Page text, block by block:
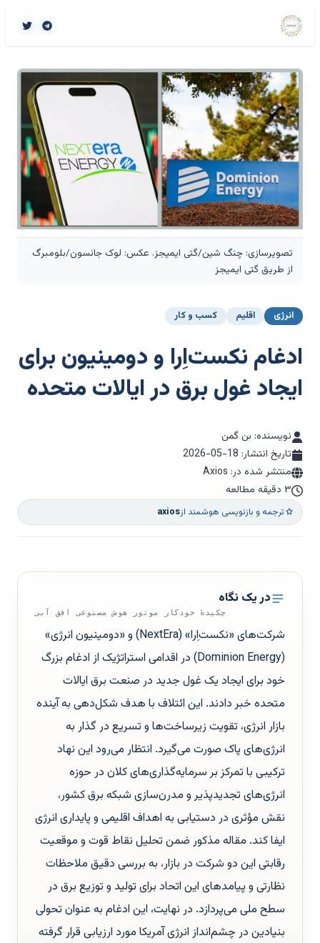
تصویرسازی: چنگ شین/گتی ایمیجز. عکس: لوک جانسون/بلومبرگ
از طریق گتی ایمیجز
انرژی اقلیم کسب و کار
ادغام نکست‌اِرا و دومینیون برای
ایجاد غول برق در ایالات متحده
نویسنده: بن گمن
تاریخ انتشار: 2026-05-18
منتشر شده در: Axios
۳ دقیقه مطالعه
ترجمه و بازنویسی هوشمند ازaxios
در یک نگاه
چکیدهٔ خودکار موتور هوش مصنوعی افق آبی
شرکت‌های «نکست‌اِرا» (NextEra) و «دومینیون انرژی»
(Dominion Energy) در اقدامی استراتژیک از ادغام بزرگ
خود برای ایجاد یک غول جدید در صنعت برق ایالات
متحده خبر دادند. این ائتلاف با هدف شکل‌دهی به آینده
بازار انرژی، تقویت زیرساخت‌ها و تسریع در گذار به
انرژی‌های پاک صورت می‌گیرد. انتظار می‌رود این نهاد
ترکیبی با تمرکز بر سرمایه‌گذاری‌های کلان در حوزه
انرژی‌های تجدیدپذیر و مدرن‌سازی شبکه برق کشور،
نقش مؤثری در دستیابی به اهداف اقلیمی و پایداری انرژی
ایفا کند. مقاله مذکور ضمن تحلیل نقاط قوت و موقعیت
رقابتی این دو شرکت در بازار، به بررسی دقیق ملاحظات
نظارتی و پیامدهای این اتحاد برای تولید و توزیع برق در
سطح ملی می‌پردازد. در نهایت، این ادغام به عنوان تحولی
بنیادین در چشم‌انداز انرژی آمریکا مورد ارزیابی قرار گرفته